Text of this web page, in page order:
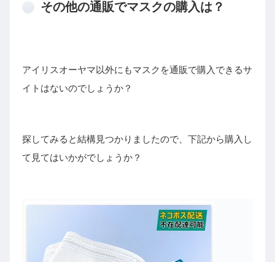
その他の通販でマスクの購入は？
アイリスオーヤマ以外にもマスクを通販で購入できるサ
イトはないのでしょうか？
探してみると結構見つかりましたので、下記から購入し
て見てはいかがでしょうか？